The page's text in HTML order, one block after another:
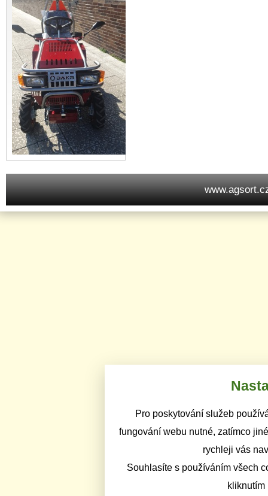
Pro poskytování služeb
fungování webu nutné, zatímco
rychleji vás
Souhlasíte s používáním všech
kliknutím